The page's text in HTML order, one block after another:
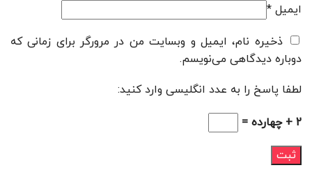
ایمیل *
ذخیره نام، ایمیل و وبسایت من در مرورگر برای زمانی که
دوباره دیدگاهی می‌نویسم.
لطفا پاسخ را به عدد انگلیسی وارد کنید:
2 + چهارده =